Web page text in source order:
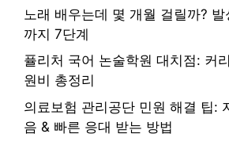
노래 배우는데 몇 개월 걸릴까?
까지 7단계
퓰리처 국어 논술학원 대치점: 커
원비 총정리
의료보험 관리공단 민원 해결 팁:
음 & 빠른 응대 받는 방법